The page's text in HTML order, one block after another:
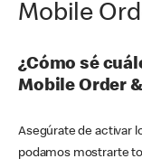
Mobile
¿Cómo sé
Mobile Order
Asegúrate de activar
podamos mostrarte